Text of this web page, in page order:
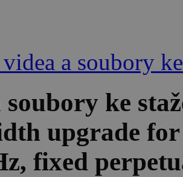
a soubory
soubory ke
upgrade
fixed